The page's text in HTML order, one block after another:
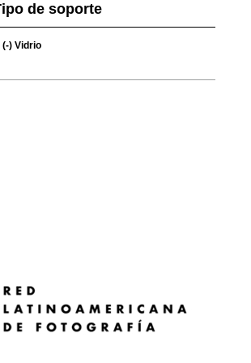
de soporte
(-) Vidrio